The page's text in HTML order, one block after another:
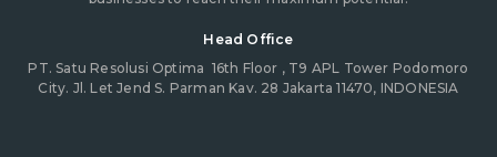
Head Office
PT. Satu Resolusi Optima 16th Floor , T9 APL Tower Podomoro
City. Jl. Let Jend S. Parman Kav. 28 Jakarta 11470, INDONESIA